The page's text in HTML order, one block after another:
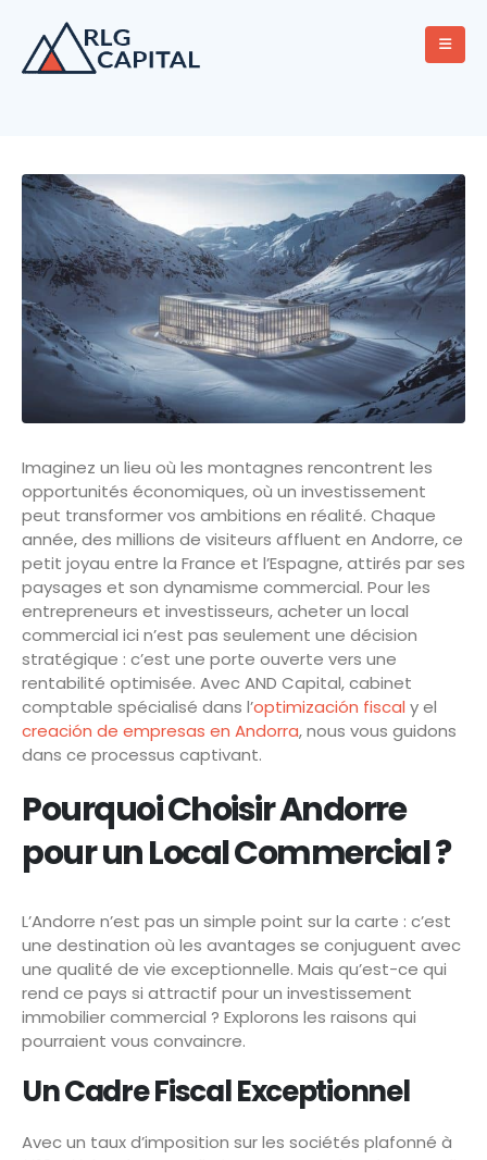
Imaginez un lieu où les montagnes rencontrent les
opportunités économiques, où un investissement
peut transformer vos ambitions en réalité. Chaque
année, des millions de visiteurs affluent en Andorre, ce
petit joyau entre la France et l’Espagne, attirés par ses
paysages et son dynamisme commercial. Pour les
entrepreneurs et investisseurs, acheter un local
commercial ici n’est pas seulement une décision
stratégique : c’est une porte ouverte vers une
rentabilité optimisée. Avec AND Capital, cabinet
comptable spécialisé dans l’optimización fiscal y el
creación de empresas en Andorra, nous vous guidons
dans ce processus captivant.
Pourquoi Choisir Andorre
pour un Local Commercial ?
L’Andorre n’est pas un simple point sur la carte : c’est
une destination où les avantages se conjuguent avec
une qualité de vie exceptionnelle. Mais qu’est-ce qui
rend ce pays si attractif pour un investissement
immobilier commercial ? Explorons les raisons qui
pourraient vous convaincre.
Un Cadre Fiscal Exceptionnel
Avec un taux d’imposition sur les sociétés plafonné à